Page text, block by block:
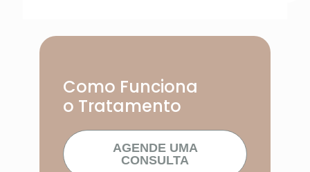
Como Funciona
o Tratamento
AGENDE UMA
CONSULTA